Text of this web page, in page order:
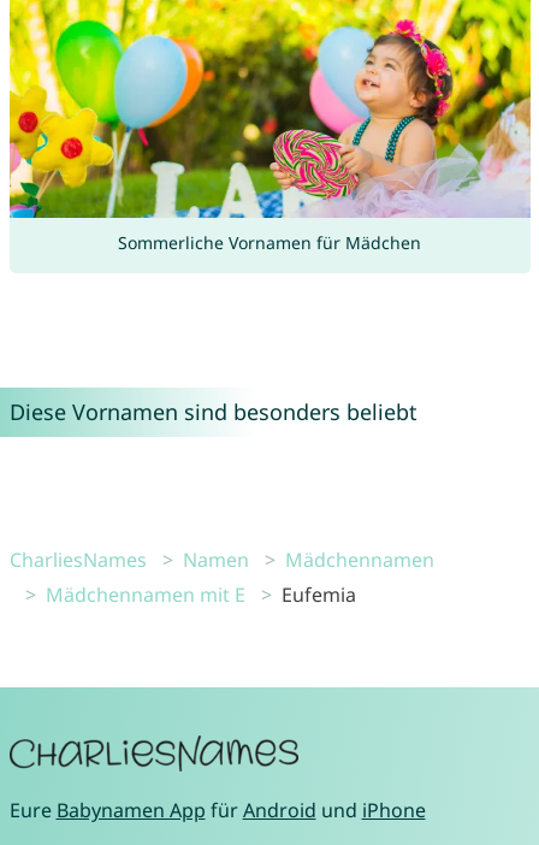
Sommerliche Vornamen für Mädchen
Diese Vornamen sind besonders beliebt
CharliesNames Namen
Mädchennamen
Mädchennamen mit E
Eufemia
Eure Babynamen App fürAndroid und iPhone